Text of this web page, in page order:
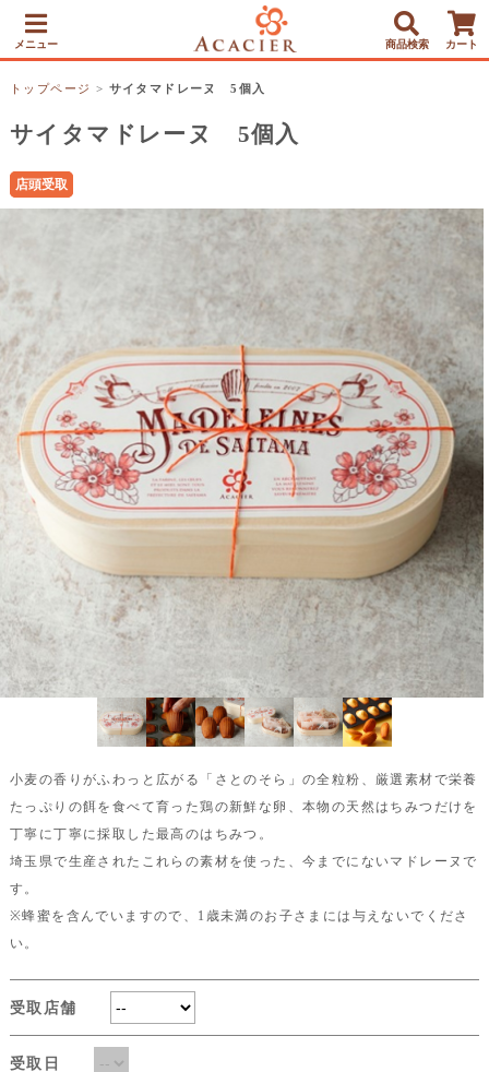
メニュー 商品検索 カート
トップページ > サイタマドレーヌ 5個入
サイタマドレーヌ 5個入
店頭受取
小麦の香りがふわっと広がる「さとのそら」の全粒粉、厳選素材で栄養
たっぷりの餌を食べて育った鶏の新鮮な卵、本物の天然はちみつだけを
丁寧に丁寧に採取した最高のはちみつ。
埼玉県で生産されたこれらの素材を使った、今までにないマドレーヌで
す。
※蜂蜜を含んでいますので、1歳未満のお子さまには与えないでくださ
い。
受取店舗
受取日